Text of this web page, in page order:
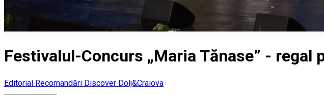
Festivalul-Concurs „Maria Tănase” -
Editorial Recomandări Discover Dolj&Craiova